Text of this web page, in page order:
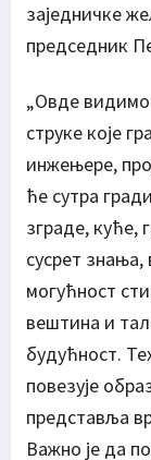
заједничке
председник
„Овде
струке које
инжењере,
ће сутра
зграде, куће,
сусрет
могућност
вештина и
будућност.
повезује
представља
Важно је да